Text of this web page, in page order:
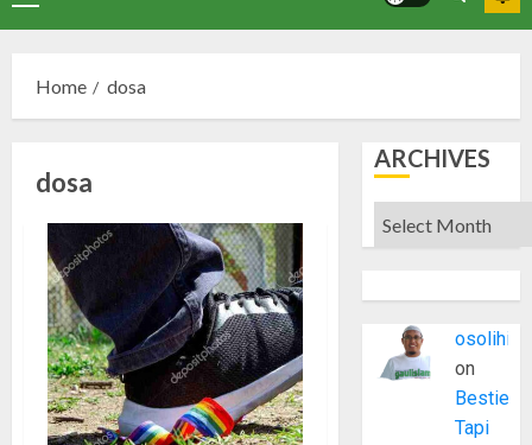
Menu
Home dosa
dosa
ARCHIVES
Archives
osolihin
on
Bestie
Tapi